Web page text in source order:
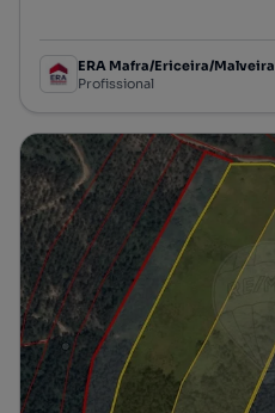
ERA Mafra/Ericeira/Malveira
Profissional